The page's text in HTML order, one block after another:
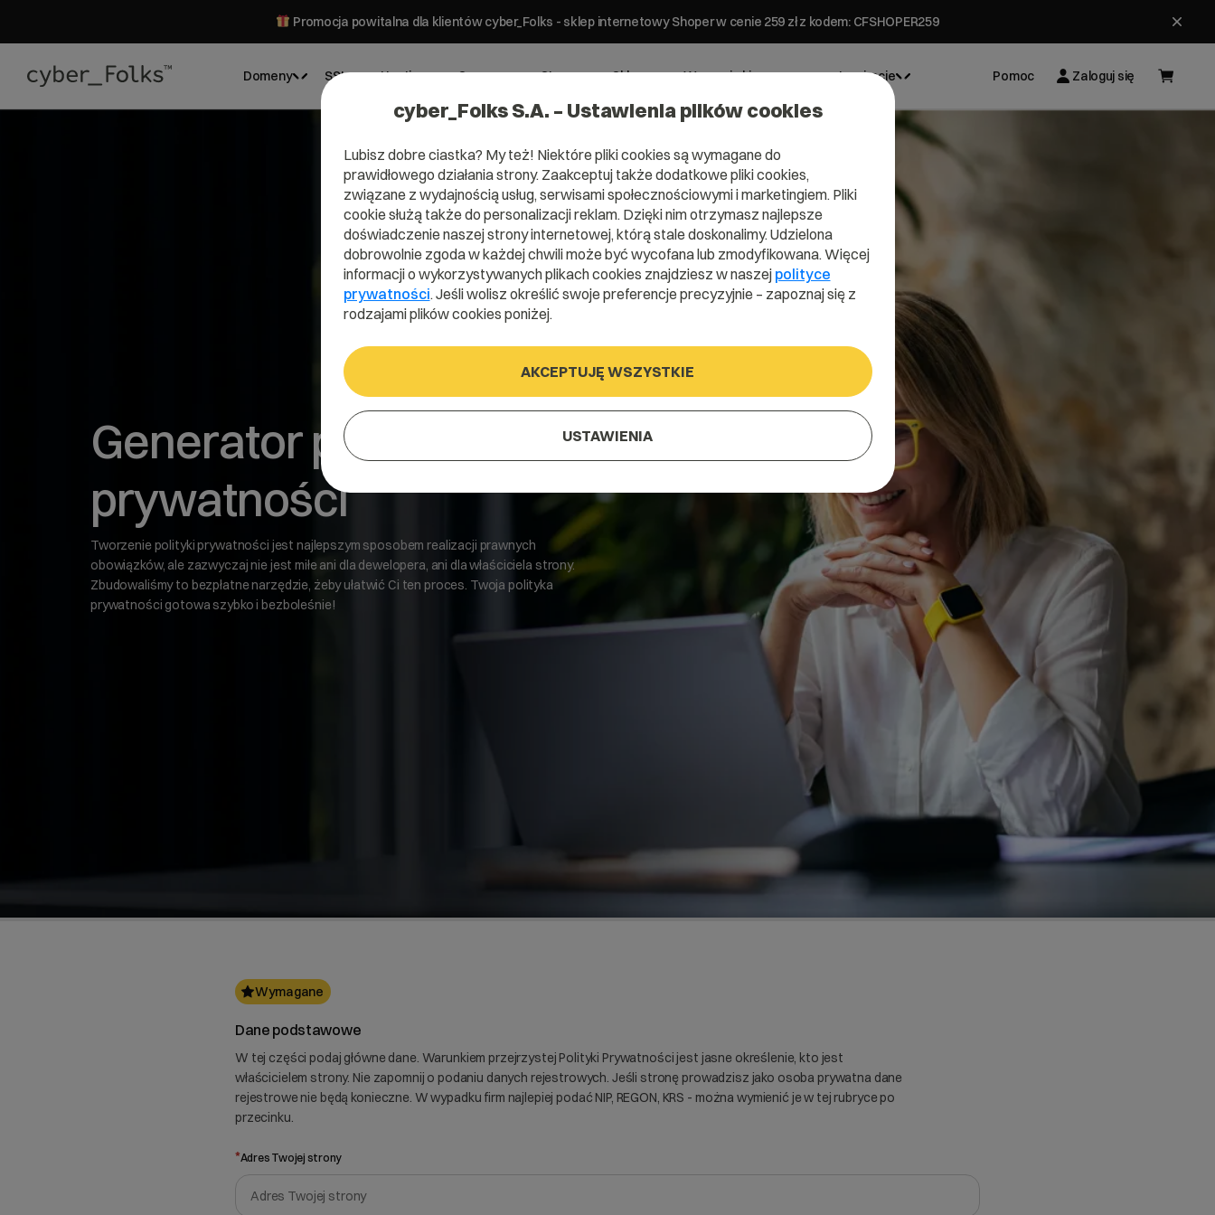
Promocja powitalna dla klientów cyber_Folks - sklep internetowy Shoper w cenie 259 zł z kodem: CFSHOPER259
Domeny SSL Hosting Serwery Strony Sklepy Wsparcie biznesowe Inspiracje Pomoc Zaloguj się
Generator polityki
prywatności
Tworzenie polityki prywatności jest najlepszym sposobem realizacji prawnych
obowiązków, ale zazwyczaj nie jest miłe ani dla dewelopera, ani dla właściciela strony.
Zbudowaliśmy to bezpłatne narzędzie, żeby ułatwić Ci ten proces. Twoja polityka
prywatności gotowa szybko i bezboleśnie!
Wymagane
Dane podstawowe
W tej części podaj główne dane. Warunkiem przejrzystej Polityki Prywatności jest jasne określenie, kto jest
właścicielem strony. Nie zapomnij o podaniu danych rejestrowych. Jeśli stronę prowadzisz jako osoba prywatna dane
rejestrowe nie będą konieczne. W wypadku firm najlepiej podać NIP, REGON, KRS - można wymienić je w tej rubryce po
przecinku.
*Adres Twojej strony
cyber_Folks S.A. – Ustawienia plików cookies
Lubisz dobre ciastka? My też! Niektóre pliki cookies są wymagane do
prawidłowego działania strony. Zaakceptuj także dodatkowe pliki cookies,
związane z wydajnością usług, serwisami społecznościowymi i marketingiem. Pliki
cookie służą także do personalizacji reklam. Dzięki nim otrzymasz najlepsze
doświadczenie naszej strony internetowej, którą stale doskonalimy. Udzielona
dobrowolnie zgoda w każdej chwili może być wycofana lub zmodyfikowana. Więcej
informacji o wykorzystywanych plikach cookies znajdziesz w naszej polityce
prywatności. Jeśli wolisz określić swoje preferencje precyzyjnie – zapoznaj się z
rodzajami plików cookies poniżej.
AKCEPTUJĘ WSZYSTKIE
USTAWIENIA